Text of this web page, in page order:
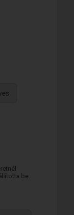
be.